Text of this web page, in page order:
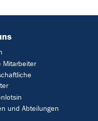
Mitarbeiter
und Abteilungen